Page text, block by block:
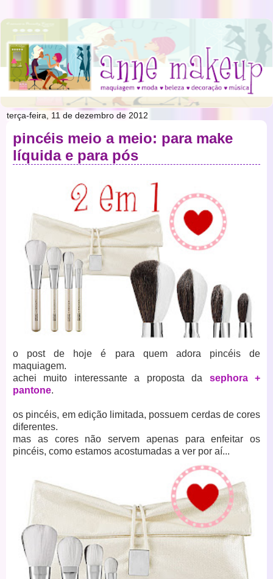
terça-feira, 11 de dezembro de 2012
pincéis meio a meio: para make
líquida e para pós
o post de hoje é para quem adora pincéis de
maquiagem.
achei muito interessante a proposta da sephora +
pantone.
os pincéis, em edição limitada, possuem cerdas de cores
diferentes.
mas as cores não servem apenas para enfeitar os
pincéis, como estamos acostumadas a ver por aí...